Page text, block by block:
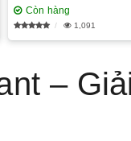
Còn hàng
1,091
–